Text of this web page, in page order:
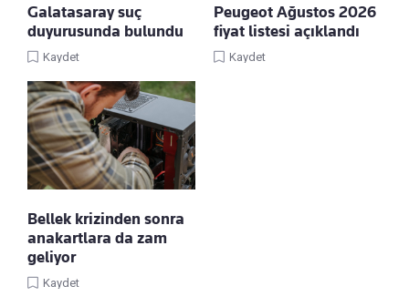
Galatasaray suç
duyurusunda bulundu
Kaydet
Peugeot Ağustos 2026
fiyat listesi açıklandı
Kaydet
Bellek krizinden sonra
anakartlara da zam
geliyor
Kaydet